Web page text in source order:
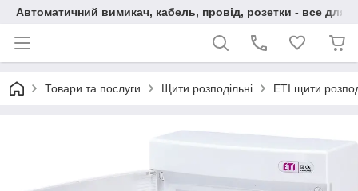
Автоматичний вимикач, кабель, провід, розетки - все для
Товари та послуги Щити розподільні ETI щити